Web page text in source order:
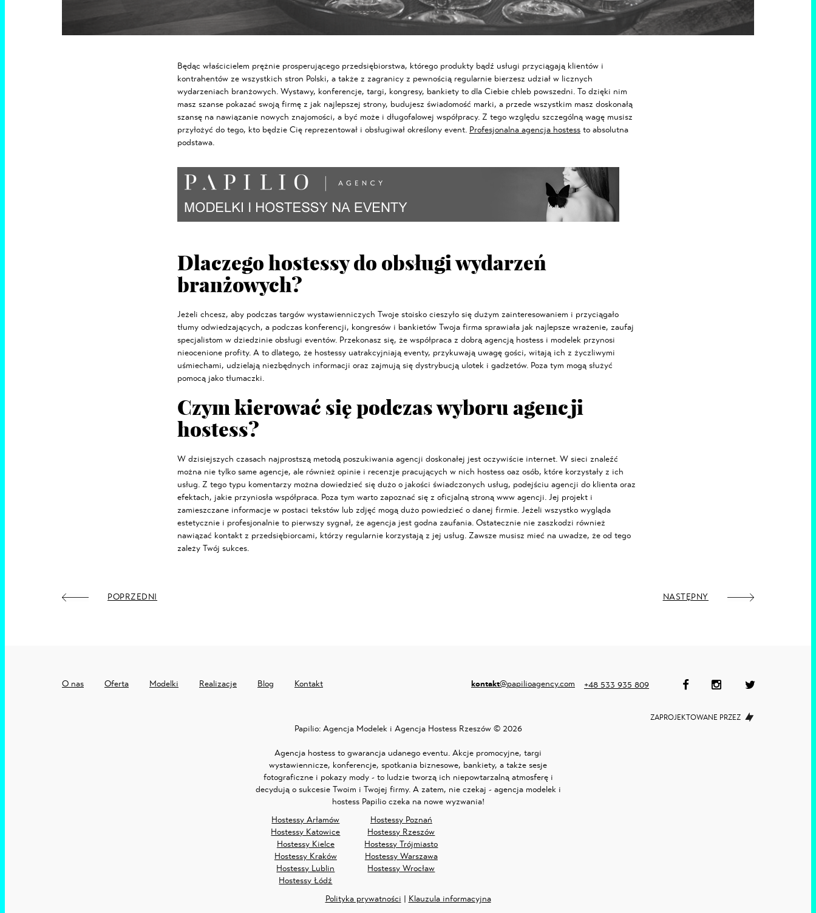
Będąc właścicielem prężnie prosperującego przedsiębiorstwa, którego produkty bądź usługi przyciągają klientów i
kontrahentów ze wszystkich stron Polski, a także z zagranicy z pewnością regularnie bierzesz udział w licznych
wydarzeniach branżowych. Wystawy, konferencje, targi, kongresy, bankiety to dla Ciebie chleb powszedni. To dzięki nim
masz szanse pokazać swoją firmę z jak najlepszej strony, budujesz świadomość marki, a przede wszystkim masz doskonałą
szansę na nawiązanie nowych znajomości, a być może i długofalowej współpracy. Z tego względu szczególną wagę musisz
przyłożyć do tego, kto będzie Cię reprezentował i obsługiwał określony event. Profesjonalna agencja hostess to absolutna
podstawa.
Dlaczego hostessy do obsługi wydarzeń
branżowych?
Jeżeli chcesz, aby podczas targów wystawienniczych Twoje stoisko cieszyło się dużym zainteresowaniem i przyciągało
tłumy odwiedzających, a podczas konferencji, kongresów i bankietów Twoja firma sprawiała jak najlepsze wrażenie, zaufaj
specjalistom w dziedzinie obsługi eventów. Przekonasz się, że współpraca z dobrą agencją hostess i modelek przynosi
nieocenione profity. A to dlatego, że hostessy uatrakcyjniają eventy, przykuwają uwagę gości, witają ich z życzliwymi
uśmiechami, udzielają niezbędnych informacji oraz zajmują się dystrybucją ulotek i gadżetów. Poza tym mogą służyć
pomocą jako tłumaczki.
Czym kierować się podczas wyboru agencji
hostess?
W dzisiejszych czasach najprostszą metodą poszukiwania agencji doskonałej jest oczywiście internet. W sieci znaleźć
można nie tylko same agencje, ale również opinie i recenzje pracujących w nich hostess oaz osób, które korzystały z ich
usług. Z tego typu komentarzy można dowiedzieć się dużo o jakości świadczonych usług, podejściu agencji do klienta oraz
efektach, jakie przyniosła współpraca. Poza tym warto zapoznać się z oficjalną stroną www agencji. Jej projekt i
zamieszczane informacje w postaci tekstów lub zdjęć mogą dużo powiedzieć o danej firmie. Jeżeli wszystko wygląda
estetycznie i profesjonalnie to pierwszy sygnał, że agencja jest godna zaufania. Ostatecznie nie zaszkodzi również
nawiązać kontakt z przedsiębiorcami, którzy regularnie korzystają z jej usług. Zawsze musisz mieć na uwadze, że od tego
zależy Twój sukces.
POPRZEDNI NASTĘPNY
O nas Oferta Modelki Realizacje Blog Kontakt +48 533 935 809
kontakt@papilioagency.com
ZAPROJEKTOWANE PRZEZ
Papilio: Agencja Modelek i Agencja Hostess Rzeszów© 2026
Agencja hostess to gwarancja udanego eventu. Akcje promocyjne, targi
wystawiennicze, konferencje, spotkania biznesowe, bankiety, a także sesje
fotograficzne i pokazy mody - to ludzie tworzą ich niepowtarzalną atmosferę i
decydują o sukcesie Twoim i Twojej firmy. A zatem, nie czekaj - agencja modeleki
hostess Papilio czeka na nowe wyzwania!
Hostessy Arłamów
Hostessy Katowice
Hostessy Kielce
Hostessy Kraków
Hostessy Lublin
Hostessy Łódź
Hostessy Poznań
Hostessy Rzeszów
Hostessy Trójmiasto
Hostessy Warszawa
Hostessy Wrocław
Polityka prywatności | Klauzula informacyjna